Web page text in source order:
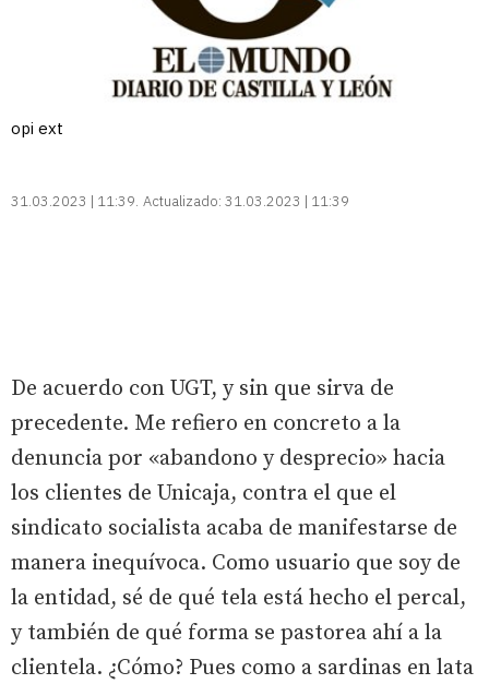
opi ext
31.03.2023 | 11:39 Actualizado: 31.03.2023 | 11:39
De acuerdo con UGT, y sin que sirva de
precedente. Me refiero en concreto a la
denuncia por «abandono y desprecio» hacia
los clientes de Unicaja, contra el que el
sindicato socialista acaba de manifestarse de
manera inequívoca. Como usuario que soy de
la entidad, sé de qué tela está hecho el percal,
y también de qué forma se pastorea ahí a la
clientela. ¿Cómo? Pues como a sardinas en lata